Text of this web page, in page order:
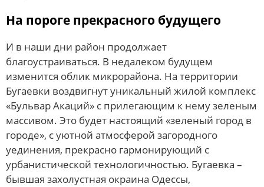
На пороге прекрасного будущего
И в наши дни район продолжает
благоустраиваться. В недалеком будущем
изменится облик микрорайона. На территории
Бугаевки воздвигнут уникальный жилой комплекс
«Бульвар Акаций» с прилегающим к нему зеленым
массивом. Это будет настоящий «зеленый город в
городе», с уютной атмосферой загородного
уединения, прекрасно гармонирующий с
урбанистической технологичностью. Бугаевка –
бывшая захолустная окраина Одессы,